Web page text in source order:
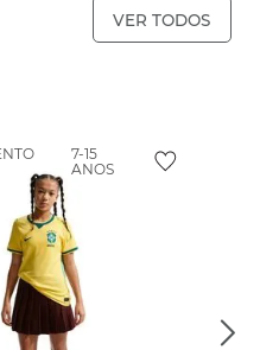
VER TODOS
7-15
ANOS